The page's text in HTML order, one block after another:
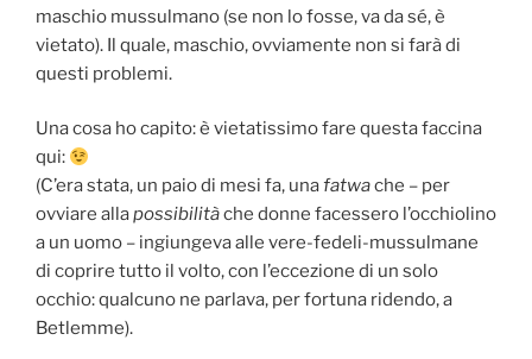
maschio mussulmano (se non lo fosse, va da sé, è
vietato). Il quale, maschio, ovviamente non si farà di
questi problemi.
Una cosa ho capito: è vietatissimo fare questa faccina
qui:
(C’era stata, un paio di mesi fa, unafatwache – per
ovviare allapossibilitàche donne facessero l’occhiolino
a un uomo – ingiungeva alle vere-fedeli-mussulmane
di coprire tutto il volto, con l’eccezione di un solo
occhio: qualcuno ne parlava, per fortuna ridendo, a
Betlemme).